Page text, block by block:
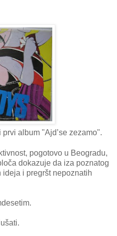
album "Ajd’se zezamo".
pogotovo u Beogradu,
dokazuje da iza poznatog
i pregršt nepoznatih